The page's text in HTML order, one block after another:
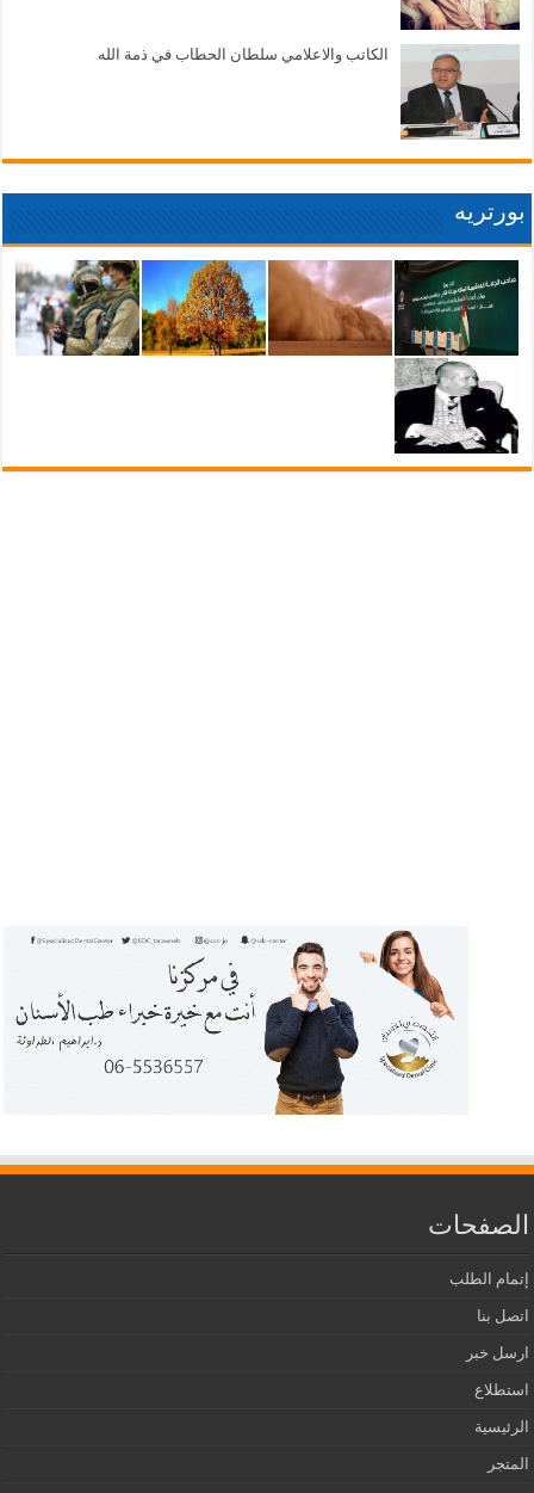
الكاتب والاعلامي سلطان الحطاب في ذمة الله
بورتريه
الصفحات
إتمام الطلب
اتصل بنا
ارسل خبر
استطلاع
الرئيسية
المتجر